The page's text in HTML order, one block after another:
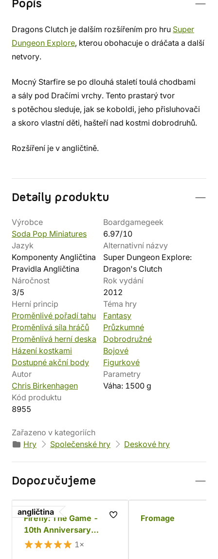
Popis
Dragons Clutch je dalším rozšířením pro hru Super
Dungeon Explore, kterou obohacuje o dráčata a další
netvory.
Mocný Starfire se po dlouhá staletí toulá chodbami
a sály pod Dračími vrchy. Tento prastarý tvor
s potěchou sleduje, jak se koboldi, jeho přisluhovači
a skoro vlastní děti, hašteří nad kostmi dobrodruhů.
Rozšíření je v angličtině.
Detaily produktu
Výrobce
Soda Pop Miniatures
Boardgamegeek
6.97/10
Jazyk
Komponenty Angličtina
Pravidla Angličtina
Alternativní názvy
Super Dungeon Explore:
Dragon's Clutch
Náročnost
3/5
Rok vydání
2012
Herní princip
Proměnlivé pořadí tahu
Proměnlivá síla hráčů
Proměnlivá herní deska
Házení kostkami
Dostupné akční body
Téma hry
Fantasy
Průzkumné
Dobrodružné
Bojové
Figurkové
Autor
Chris Birkenhagen
Parametry
Váha: 1500 g
Kód produktu
8955
Zařazeno v kategoriích
Hry
Společenské hry Deskové hry
Doporučujeme
angličtina
Firefly: The Game -
10th Anniversary
Collector's Edition
1×
Fromage